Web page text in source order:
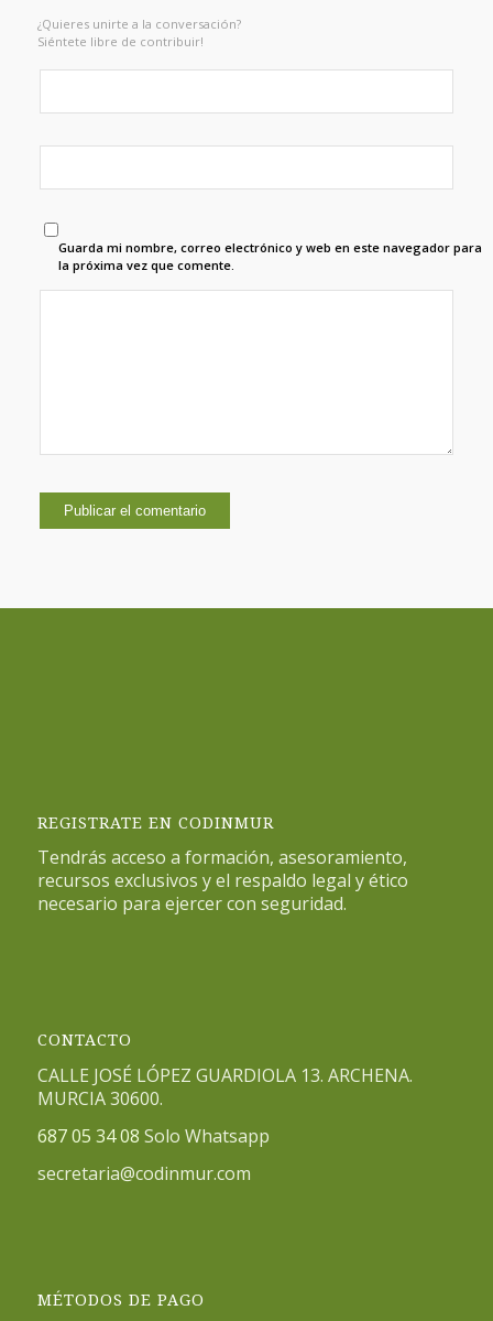
¿Quieres unirte a la conversación?
Siéntete libre de contribuir!
Guarda mi nombre, correo electrónico y web en este navegador para
la próxima vez que comente.
REGISTRATE EN CODINMUR
Tendrás acceso a formación, asesoramiento,
recursos exclusivos y el respaldo legal y ético
necesario para ejercer con seguridad.
CONTACTO
CALLE JOSÉ LÓPEZ GUARDIOLA 13. ARCHENA.
MURCIA 30600.
687 05 34 08 Solo Whatsapp
secretaria@codinmur.com
MÉTODOS DE PAGO